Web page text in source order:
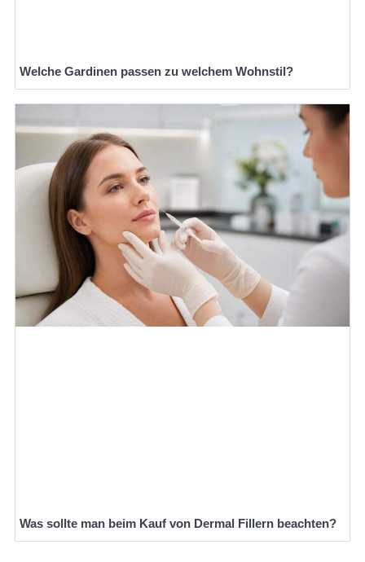
Welche Gardinen passen zu welchem Wohnstil?
Was sollte man beim Kauf von Dermal Fillern beachten?